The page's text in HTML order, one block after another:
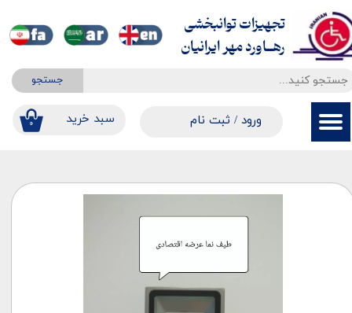
جستجو
۰ ​​سبد خرید ورود / ثبت نام
حساب کاربری من
سفارشات
خروج از حساب کاربری
تجهیزات توانبخشی
​​​​​​​رهــاورد مهر ایرانیان